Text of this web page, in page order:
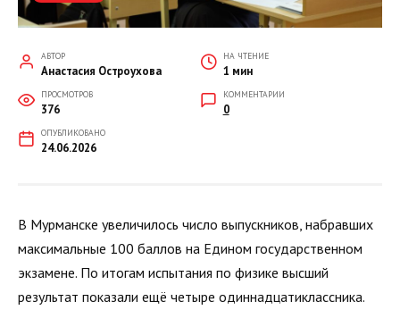
АВТОР
Анастасия Остроухова
НА ЧТЕНИЕ
1 мин
ПРОСМОТРОВ
376
КОММЕНТАРИИ
0
ОПУБЛИКОВАНО
24.06.2026
В Мурманске увеличилось число выпускников, набравших
максимальные 100 баллов на Едином государственном
экзамене. По итогам испытания по физике высший
результат показали ещё четыре одиннадцатиклассника.